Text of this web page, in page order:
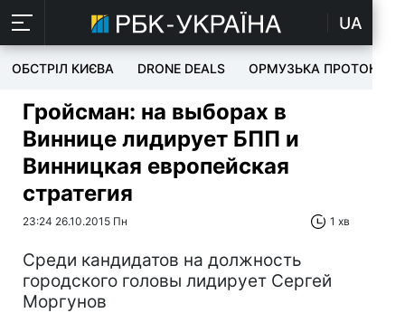
UA
ОБСТРІЛ КИЄВА DRONE DEALS ОРМУЗЬКА ПРОТОКА
Гройсман: на выборах в
Виннице лидирует БПП и
Винницкая европейская
стратегия
23:24 26.10.2015 Пн 1 хв
Среди кандидатов на должность
городского головы лидирует Сергей
Моргунов